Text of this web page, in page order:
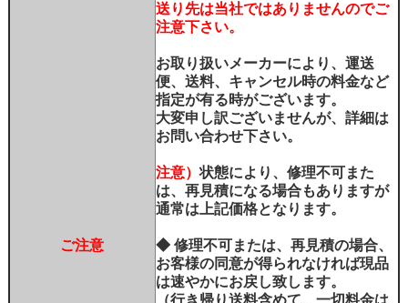
ご注意
送り先は当社ではありませんのでご
注意下さい。
お取り扱いメーカーにより、運送
便、送料、キャンセル時の料金など
指定が有る時がございます。
大変申し訳ございませんが、詳細は
お問い合わせ下さい。
注意）状態により、修理不可また
は、再見積になる場合もありますが
通常は上記価格となります。
◆ 修理不可または、再見積の場合、
お客様の同意が得られなければ現品
は速やかにお戻し致します。